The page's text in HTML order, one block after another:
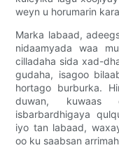
weyn u horumarin
Marka labaad,
nidaamyada waa
cilladaha sida xad-
gudaha, isagoo
hortago burburka.
duwan, kuwaas
isbarbardhigaya
iyo tan labaad,
oo ku saabsan